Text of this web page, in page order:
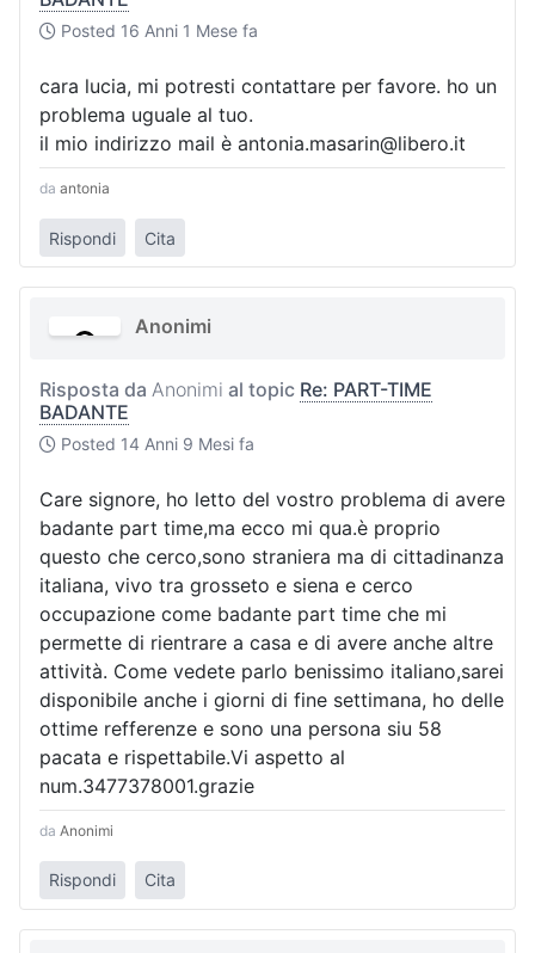
Posted 16 Anni 1 Mese fa
cara lucia, mi potresti contattare per favore. ho un
problema uguale al tuo.
il mio indirizzo mail è antonia.masarin@libero.it
da antonia
Rispondi Cita
Anonimi
Risposta da Anonimi al topic Re: PART-TIME
BADANTE
Posted 14 Anni 9 Mesi fa
Care signore, ho letto del vostro problema di avere
badante part time,ma ecco mi qua.è proprio
questo che cerco,sono straniera ma di cittadinanza
italiana, vivo tra grosseto e siena e cerco
occupazione come badante part time che mi
permette di rientrare a casa e di avere anche altre
attività. Come vedete parlo benissimo italiano,sarei
disponibile anche i giorni di fine settimana, ho delle
ottime refferenze e sono una persona siu 58
pacata e rispettabile.Vi aspetto al
num.3477378001.grazie
da Anonimi
Rispondi Cita